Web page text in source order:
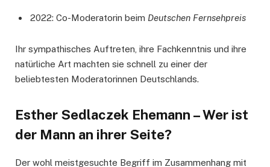
2022: Co-Moderatorin beim Deutschen Fernsehpreis
Ihr sympathisches Auftreten, ihre Fachkenntnis und ihre
natürliche Art machten sie schnell zu einer der
beliebtesten Moderatorinnen Deutschlands.
Esther Sedlaczek Ehemann – Wer ist
der Mann an ihrer Seite?
Der wohl meistgesuchte Begriff im Zusammenhang mit